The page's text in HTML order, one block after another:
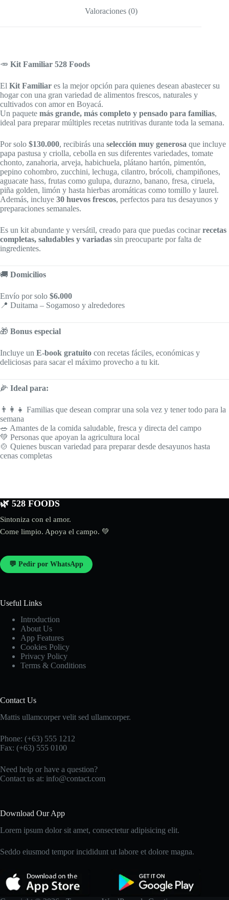
Valoraciones (0)
🥕 Kit Familiar 528 Foods
El Kit Familiar es la mejor opción para quienes desean abastecer su
hogar con una gran variedad de alimentos frescos, naturales y
cultivados con amor en Boyacá.
Un paquete más grande, más completo y pensado para familias,
ideal para preparar múltiples recetas nutritivas durante toda la semana.
Por solo $130.000, recibirás una selección muy generosa que incluye
papa pastusa y criolla, cebolla en sus diferentes variedades, tomate
chonto, zanahoria, arveja, habichuela, plátano hartón, pimentón,
pepino cohombro, zucchini, lechuga, cilantro, brócoli, champiñones,
aguacate hass, frutas como gulupa, durazno, banano, fresa, ciruela,
piña golden, limón y hasta hierbas aromáticas como tomillo y laurel.
Además, incluye 30 huevos frescos, perfectos para tus desayunos y
preparaciones semanales.
Es un kit abundante y versátil, creado para que puedas cocinarrecetas
completas, saludables y variadas sin preocuparte por falta de
ingredientes.
🚚 Domicilios
Envío por solo $6.000
📍 Duitama – Sogamoso y alrededores
🎁 Bonus especial
Incluye un E-book gratuito con recetas fáciles, económicas y
deliciosas para sacar el máximo provecho a tu kit.
🌽 Ideal para:
👨‍👩‍👧 Familias que desean comprar una sola vez y tener todo para la
semana
🥗 Amantes de la comida saludable, fresca y directa del campo
💚 Personas que apoyan la agricultura local
🍲 Quienes buscan variedad para preparar desde desayunos hasta
cenas completas
🌿 528 FOODS
Sintoniza con el amor.
Come limpio. Apoya el campo. 💚
💬 Pedir por WhatsApp
Useful Links
Introduction
About Us
App Features
Cookies Policy
Privacy Policy
Terms & Conditions
Contact Us
Mattis ullamcorper velit sed ullamcorper.
Phone: (+63) 555 1212
Fax: (+63) 555 0100
Need help or have a question?
Contact us at: info@contact.com
Download Our App
Lorem ipsum dolor sit amet, consectetur adipisicing elit.
Seddo eiusmod tempor incididunt ut labore et dolore magna.